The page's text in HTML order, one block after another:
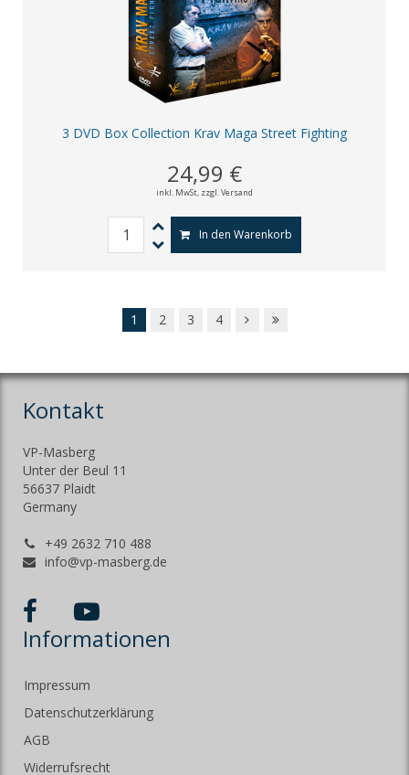
3 DVD Box Collection Krav Maga Street Fighting
24,99 €
inkl. MwSt, zzgl. Versand
In den Warenkorb
1 2 3 4
Kontakt
VP-Masberg
Unter der Beul 11
56637 Plaidt
Germany
+49 2632 710 488
info@vp-masberg.de
Informationen
Impressum
Datenschutzerklärung
AGB
Widerrufsrecht